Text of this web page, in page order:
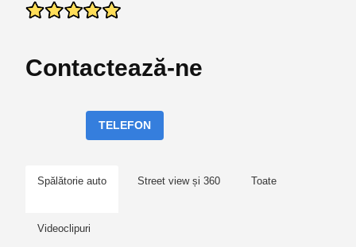
Contactează-ne
TELEFON
Spălătorie auto Street view și 360 Toate
Videoclipuri